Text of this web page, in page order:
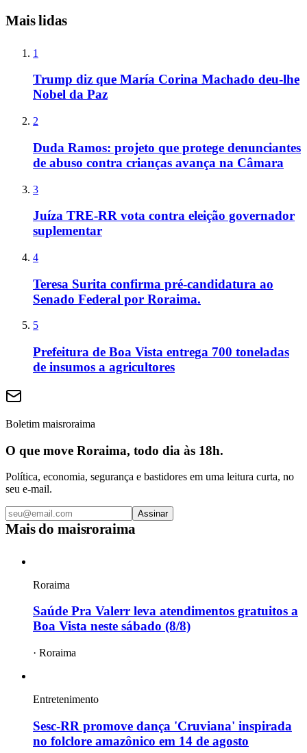
Mais lidas
1
Trump diz que María Corina Machado deu-lhe
Nobel da Paz
2
Duda Ramos: projeto que protege denunciantes
de abuso contra crianças avança na Câmara
3
Juíza TRE-RR vota contra eleição governador
suplementar
4
Teresa Surita confirma pré-candidatura ao
Senado Federal por Roraima.
5
Prefeitura de Boa Vista entrega 700 toneladas
de insumos a agricultores
Boletim maisroraima
O que move Roraima, todo dia às 18h.
Política, economia, segurança e bastidores em uma leitura curta, no
seu e-mail.
Assinar
Mais do maisroraima
Roraima
Saúde Pra Valerr leva atendimentos gratuitos a
Boa Vista neste sábado (8/8)
· Roraima
Entretenimento
Sesc-RR promove dança 'Cruviana' inspirada
no folclore amazônico em 14 de agosto